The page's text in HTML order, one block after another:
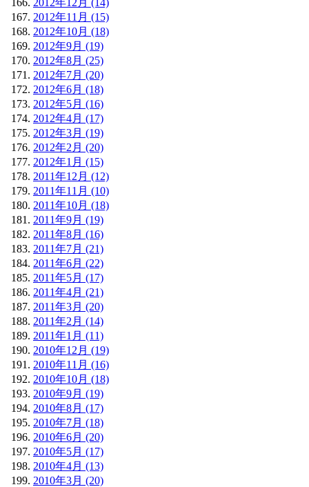
2012年11月 (15)
2012年10月 (18)
2012年9月 (19)
2012年8月 (25)
2012年7月 (20)
2012年6月 (18)
2012年5月 (16)
2012年4月 (17)
2012年3月 (19)
2012年2月 (20)
2012年1月 (15)
2011年12月 (12)
2011年11月 (10)
2011年10月 (18)
2011年9月 (19)
2011年8月 (16)
2011年7月 (21)
2011年6月 (22)
2011年5月 (17)
2011年4月 (21)
2011年3月 (20)
2011年2月 (14)
2011年1月 (11)
2010年12月 (19)
2010年11月 (16)
2010年10月 (18)
2010年9月 (19)
2010年8月 (17)
2010年7月 (18)
2010年6月 (20)
2010年5月 (17)
2010年4月 (13)
2010年3月 (20)